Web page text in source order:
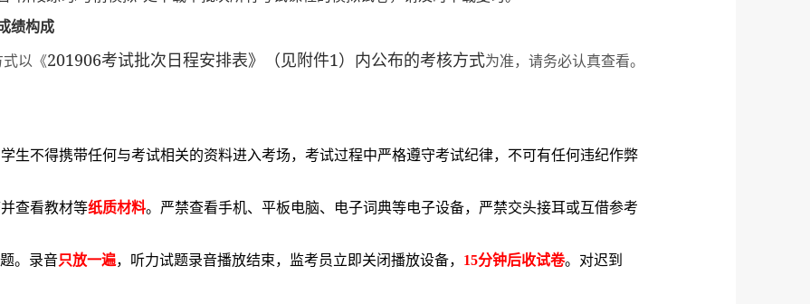
绩构成
以《201906考试批次日程安排表》（见附件1）内公布的考核方式为准，请务必认真查看。
生不得携带任何与考试相关的资料进入考场，考试过程中严格遵守考试纪律，不可有任何违纪作弊
查看教材等纸质材料。严禁查看手机、平板电脑、电子词典等电子设备，严禁交头接耳或互借参考
。录音只放一遍，听力试题录音播放结束，监考员立即关闭播放设备， 15分钟后收试卷。对迟到